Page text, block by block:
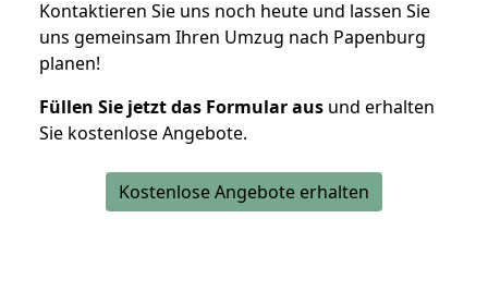
Kontaktieren Sie uns noch heute und lassen Sie
uns gemeinsam Ihren Umzug nach Papenburg
planen!
Füllen Sie jetzt das Formular aus und erhalten
Sie kostenlose Angebote.
Kostenlose Angebote erhalten